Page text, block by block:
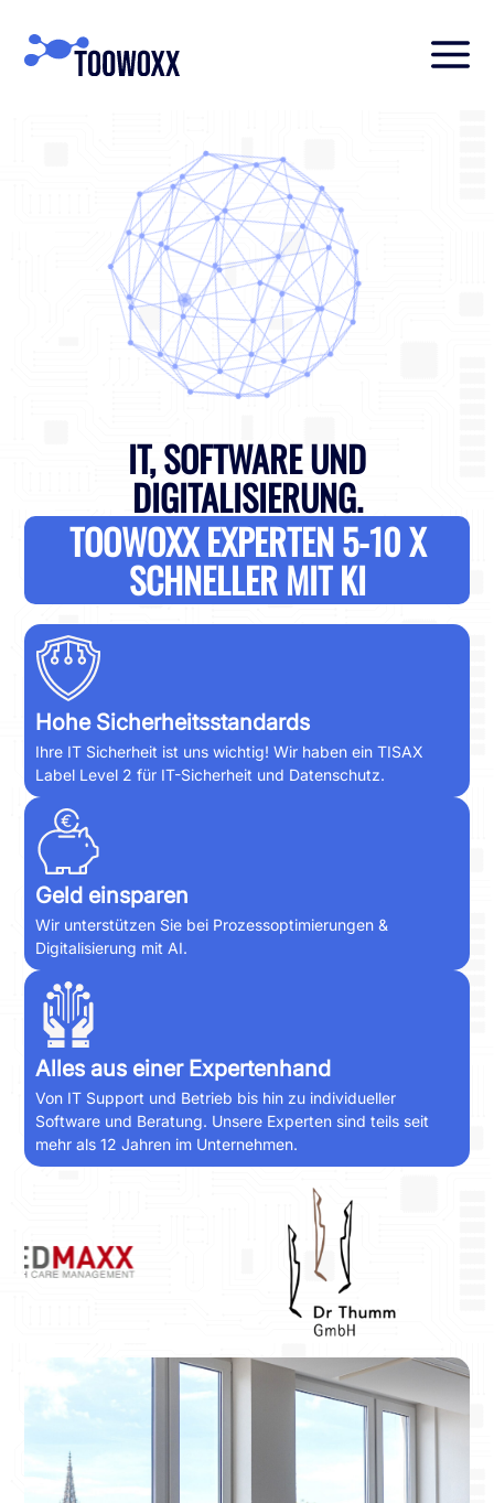
IT, SOFTWARE UND
DIGITALISIERUNG.
TOOWOXX EXPERTEN 5-10 X
SCHNELLER MIT KI
Hohe Sicherheitsstandards
Ihre IT Sicherheit ist uns wichtig! Wir haben ein TISAX
Label Level 2 für IT-Sicherheit und Datenschutz.
Geld einsparen
Wir unterstützen Sie bei Prozessoptimierungen &
Digitalisierung mit AI.
Alles aus einer Expertenhand
Von IT Support und Betrieb bis hin zu individueller
Software und Beratung. Unsere Experten sind teils seit
mehr als 12 Jahren im Unternehmen.